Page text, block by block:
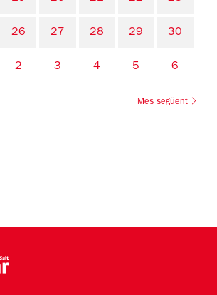
26 27 28 29 30
2 3 4 5 6
Mes següent